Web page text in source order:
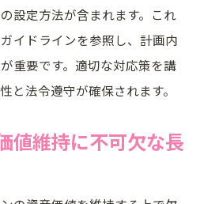
設定方法が含まれます。これ
イドラインを参照し、計画内
重要です。適切な対応策を講
と法令遵守が確保されます。
値維持に不可欠な長